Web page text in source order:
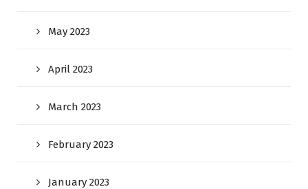
May 2023
April 2023
March 2023
February 2023
January 2023